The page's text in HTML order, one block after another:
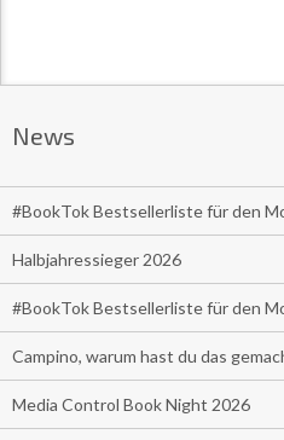
News
#BookTok Bestsellerliste für den
Halbjahressieger 2026
#BookTok Bestsellerliste für den
Campino, warum hast du das
Media Control Book Night 2026